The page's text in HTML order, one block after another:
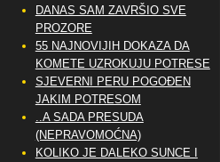
DANAS SAM ZAVRŠIO SVE
PROZORE
55 NAJNOVIJIH DOKAZA DA
KOMETE UZROKUJU POTRESE
SJEVERNI PERU POGOĐEN
JAKIM POTRESOM
..A SADA PRESUDA
(NEPRAVOMOĆNA)
KOLIKO JE DALEKO SUNCE I